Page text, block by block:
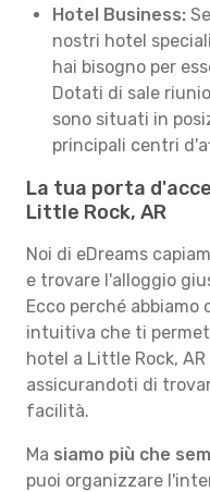
Hotel Business:
nostri hotel
hai bisogno per
Dotati di sale
sono situati in
principali centri
La tua porta
Little Rock, AR
Noi di eDreams
e trovare l'alloggio
Ecco perché
intuitiva che ti
hotel a Little Rock,
assicurandoti di
facilità.
Ma siamo più che
puoi organizzare